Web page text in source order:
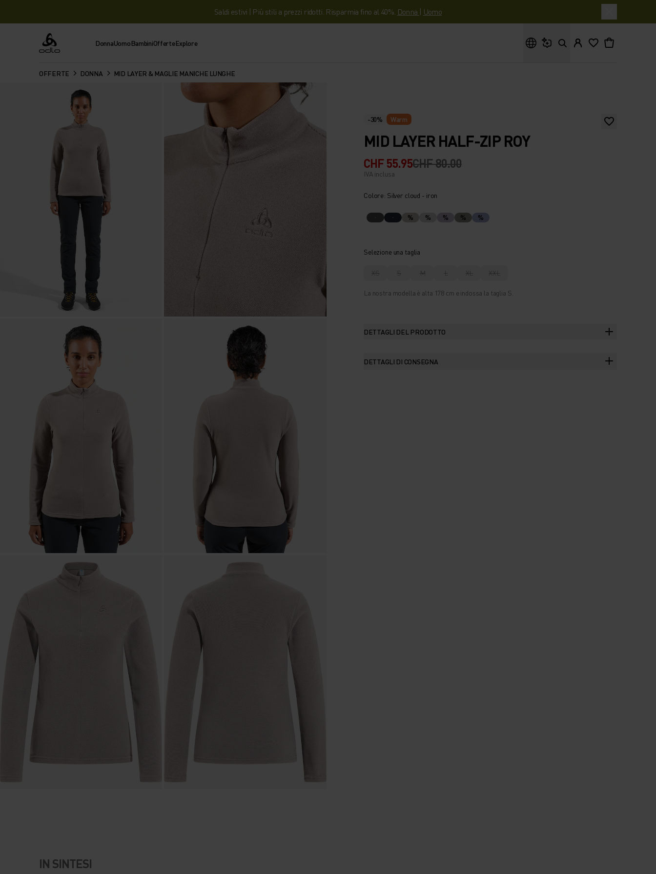
Saldi estivi | Più stili a prezzi ridotti. Risparmia fino al 40%. Donna | Uomo
Odlo DonnaUomoBambiniOfferteExplore
OFFERTE DONNA MID LAYER & MAGLIE MANICHE LUNGHE
-30% Warm
MID LAYER HALF-ZIP ROY
CHF 55.95CHF 80.00
IVA inclusa
Colore: Silver cloud - iron
% % % % %
Selezione una taglia
XS S M L XL XXL
La nostra modella è alta 178 cm e indossa la taglia S.
DETTAGLI DEL PRODOTTO
DETTAGLI DI CONSEGNA
IN SINTESI